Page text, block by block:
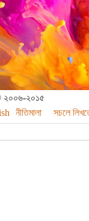
২০০৬-২০১৫
নীতিমালা সচলে